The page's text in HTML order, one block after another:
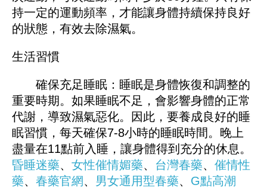
持一定的運動頻率，才能讓身體持續保持良好
的狀態，有效去除濕氣。
生活習慣
確保充足睡眠：睡眠是身體恢復和調整的
重要時期。如果睡眠不足，會影響身體的正常
代謝，導致濕氣惡化。因此，要養成良好的睡
眠習慣，每天確保7-8小時的睡眠時間。晚上
盡量在11點前入睡，讓身體得到充分的休息。
昏睡迷藥、 女性催情媚藥、 台灣春藥、 催情性
藥、 春藥官網、 男女通用型春藥、 G點高潮